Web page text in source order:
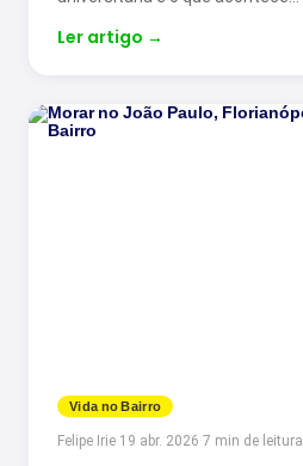
Ler artigo →
Vida no Bairro
Felipe Irie·19 abr. 2026·7 min de leitura